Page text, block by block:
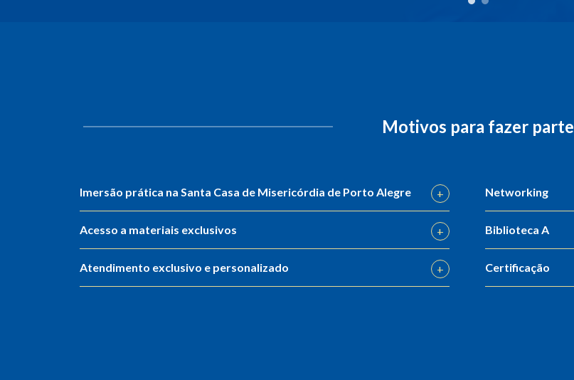
Motivos para fazer parte
Imersão prática na Santa Casa de Misericórdia de Porto Alegre Networking
Acesso a materiais exclusivos Biblioteca A
Atendimento exclusivo e personalizado Certificação